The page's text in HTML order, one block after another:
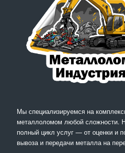
Мы специализируемся на
металлоломом любой сложности.
полный цикл услуг — от оценки и
вывоза и передачи металла на